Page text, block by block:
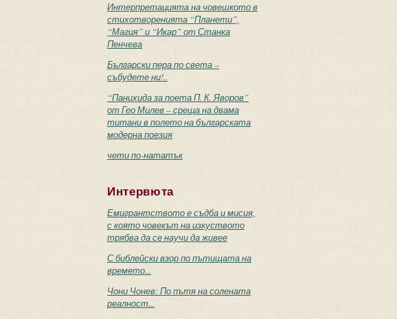
Интерпретацията на човешкото в
стихотворенията “Планети”,
“Магия” и “Икар” от Станка
Пенчева
Български пера по света –
събудете ни!..
“Панихида за поета П. К. Яворов”
от Гео Милев – среща на двама
титани в полето на българската
модерна поезия
чети по-нататък
Интервюта
Емигрантството е съдба и мисия,
с която човекът на изкуството
трябва да се научи да живее
С библейски взор по пътищата на
времето...
Чони Чонев: По пътя на солената
реалност...